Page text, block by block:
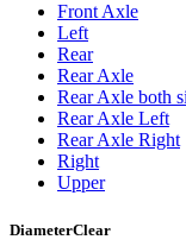
Front Axle
Left
Rear
Rear Axle
Rear Axle both
Rear Axle Left
Rear Axle Right
Right
Upper
DiameterClear